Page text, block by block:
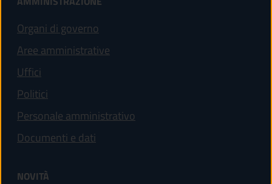
Organi di governo
Aree amministrative
Uffici
Politici
Personale amministrativo
Documenti e dati
NOVITÀ